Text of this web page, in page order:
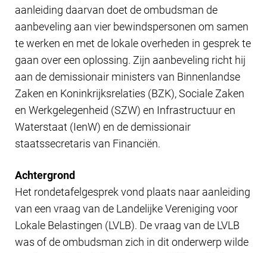
aanleiding daarvan doet de ombudsman de
aanbeveling aan vier bewindspersonen om samen
te werken en met de lokale overheden in gesprek te
gaan over een oplossing. Zijn aanbeveling richt hij
aan de demissionair ministers van Binnenlandse
Zaken en Koninkrijksrelaties (BZK), Sociale Zaken
en Werkgelegenheid (SZW) en Infrastructuur en
Waterstaat (IenW) en de demissionair
staatssecretaris van Financiën.
Achtergrond
Het rondetafelgesprek vond plaats naar aanleiding
van een vraag van de Landelijke Vereniging voor
Lokale Belastingen (LVLB). De vraag van de LVLB
was of de ombudsman zich in dit onderwerp wilde